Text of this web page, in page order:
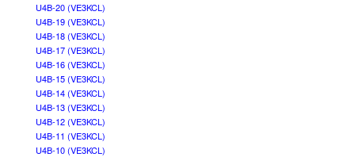
U4B-20 (VE3KCL)
U4B-19 (VE3KCL)
U4B-18 (VE3KCL)
U4B-17 (VE3KCL)
U4B-16 (VE3KCL)
U4B-15 (VE3KCL)
U4B-14 (VE3KCL)
U4B-13 (VE3KCL)
U4B-12 (VE3KCL)
U4B-11 (VE3KCL)
U4B-10 (VE3KCL)